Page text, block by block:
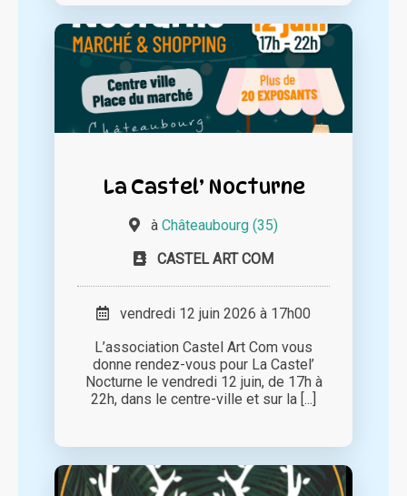
La Castel’ Nocturne
à Châteaubourg (35)
CASTEL ART COM
vendredi 12 juin 2026 à 17h00
L’association Castel Art Com vous
donne rendez-vous pour La Castel’
Nocturne le vendredi 12 juin, de 17h à
22h, dans le centre-ville et sur la [...]